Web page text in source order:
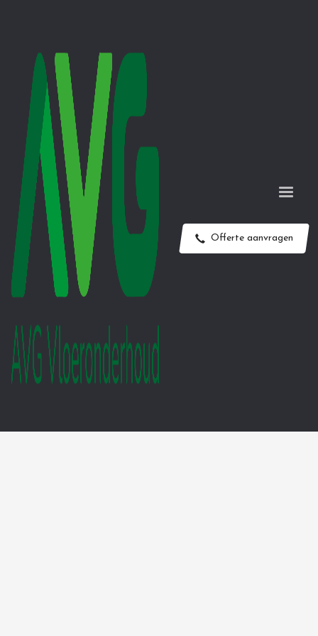
Offerte aanvragen